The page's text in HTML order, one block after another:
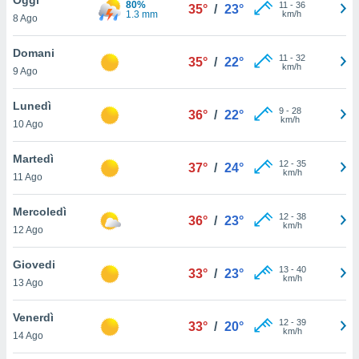
è
al sito
di
ci
di
il
un
la
nella
8 Ago
80%
1.3 mm
35° / 23° 11 - 36
km/h
Domani
9 Ago
35° / 22° 11 - 32
km/h
Lunedì
10 Ago
36° / 22° 9- 28
km/h
Martedì
11 Ago
37° / 24° 12- 35
km/h
Mercoledì
12 Ago
36° / 23° 12- 38
km/h
Giovedi
13 Ago
33° / 23° 13- 40
km/h
Venerdì
14 Ago
33° / 20° 12- 39
km/h